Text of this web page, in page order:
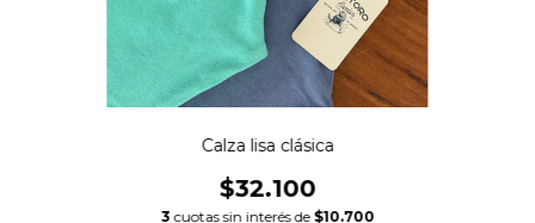
Calza lisa clásica
$32.100
3 cuotas sin interés de $10.700